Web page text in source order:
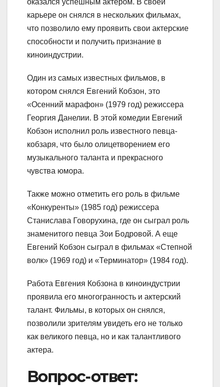
карьере он снялся в нескольких фильмах,
что позволило ему проявить свои актерские
способности и получить признание в
киноиндустрии.
Один из самых известных фильмов, в
котором снялся Евгений Кобзон, это
«Осенний марафон» (1979 год) режиссера
Георгия Данелии. В этой комедии Евгений
Кобзон исполнил роль известного певца-
кобзаря, что было олицетворением его
музыкального таланта и прекрасного
чувства юмора.
Также можно отметить его роль в фильме
«Конкуренты» (1985 год) режиссера
Станислава Говорухина, где он сыграл роль
знаменитого певца Зои Бодровой. А еще
Евгений Кобзон сыграл в фильмах «Степной
волк» (1969 год) и «Терминатор» (1984 год).
Работа Евгения Кобзона в киноиндустрии
проявила его многогранность и актерский
талант. Фильмы, в которых он снялся,
позволили зрителям увидеть его не только
как великого певца, но и как талантливого
актера.
Вопрос-ответ: